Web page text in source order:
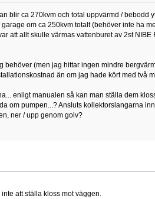
blir ca 270kvm och total uppvärmd / bebodd
om ca 250kvm totalt (behöver inte ha
att allt skulle värmas vattenburet av 2st
behöver (men jag hittar ingen mindre
än om jag hade kört med två
enligt manualen så kan man ställa dem
om pumpen...? Ansluts kollektorslangarna
ner / upp genom golv?
att ställa kloss mot väggen.